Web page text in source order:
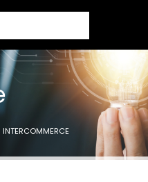
INTERCOMMERCE